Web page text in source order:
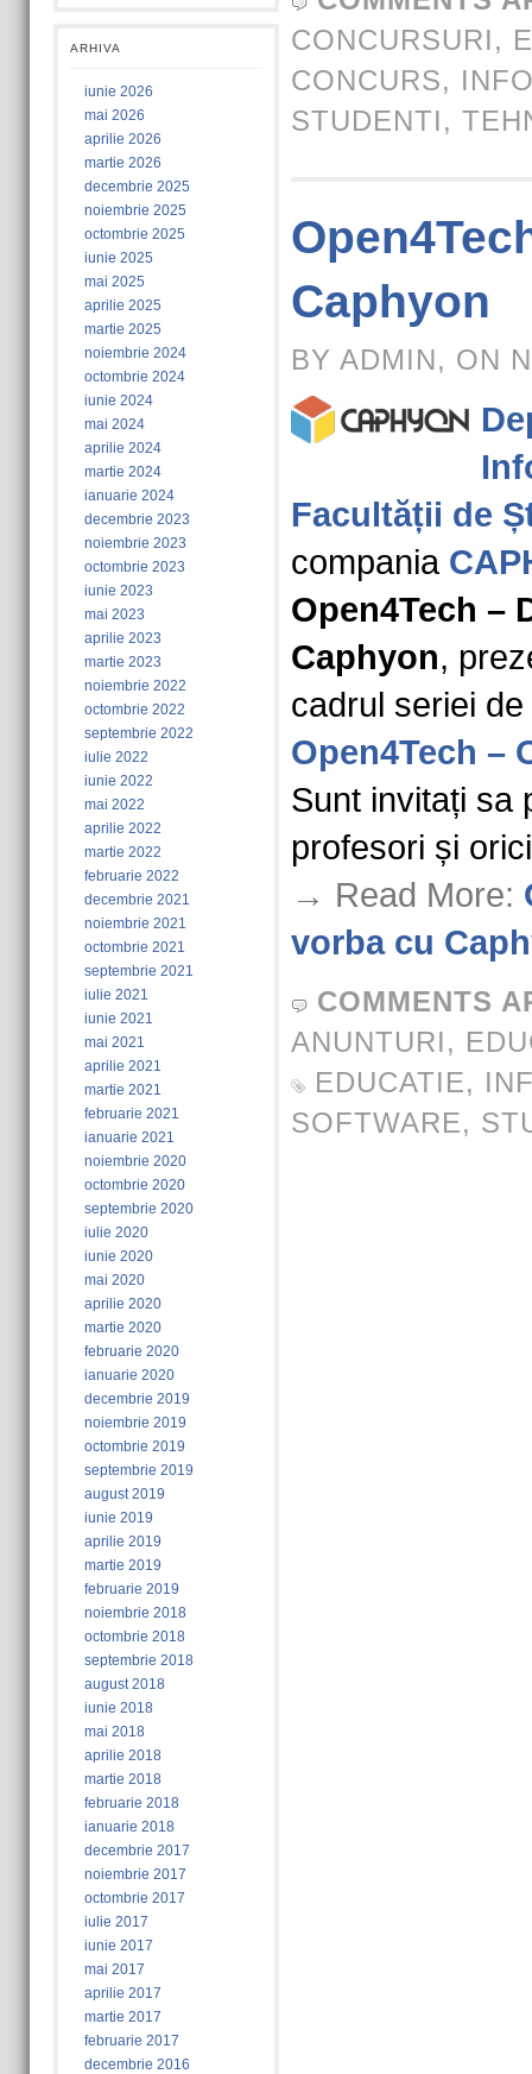
ARHIVA
iunie 2026
mai 2026
aprilie 2026
martie 2026
decembrie 2025
noiembrie 2025
octombrie 2025
iunie 2025
mai 2025
aprilie 2025
martie 2025
noiembrie 2024
octombrie 2024
iunie 2024
mai 2024
aprilie 2024
martie 2024
ianuarie 2024
decembrie 2023
noiembrie 2023
octombrie 2023
iunie 2023
mai 2023
aprilie 2023
martie 2023
noiembrie 2022
octombrie 2022
septembrie 2022
iulie 2022
iunie 2022
mai 2022
aprilie 2022
martie 2022
februarie 2022
decembrie 2021
noiembrie 2021
octombrie 2021
septembrie 2021
iulie 2021
iunie 2021
mai 2021
aprilie 2021
martie 2021
februarie 2021
ianuarie 2021
noiembrie 2020
octombrie 2020
septembrie 2020
iulie 2020
iunie 2020
mai 2020
aprilie 2020
martie 2020
februarie 2020
ianuarie 2020
decembrie 2019
noiembrie 2019
octombrie 2019
septembrie 2019
august 2019
iunie 2019
aprilie 2019
martie 2019
februarie 2019
noiembrie 2018
octombrie 2018
septembrie 2018
august 2018
iunie 2018
mai 2018
aprilie 2018
martie 2018
februarie 2018
ianuarie 2018
decembrie 2017
noiembrie 2017
octombrie 2017
iulie 2017
iunie 2017
mai 2017
aprilie 2017
martie 2017
februarie 2017
decembrie 2016
CONCURSURI,
CONCURS,
STUDENTI,
Caphyon
BY ADMIN, ON
Facultății de
compania
Open4Tech –
Caphyon,
cadrul seriei
Open4Tech –
Sunt invitați sa
profesori și
→ Read More:
vorba cu
COMMENTS
ANUNTURI,
EDUCATIE,
SOFTWARE,